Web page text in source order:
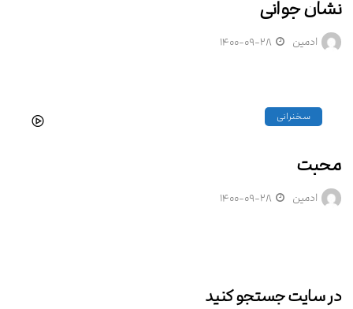
نشان جوانی
ادمین ۱۴۰۰-۰۹-۲۸
سخنرانی
محبت
ادمین ۱۴۰۰-۰۹-۲۸
در سایت جستجو کنید